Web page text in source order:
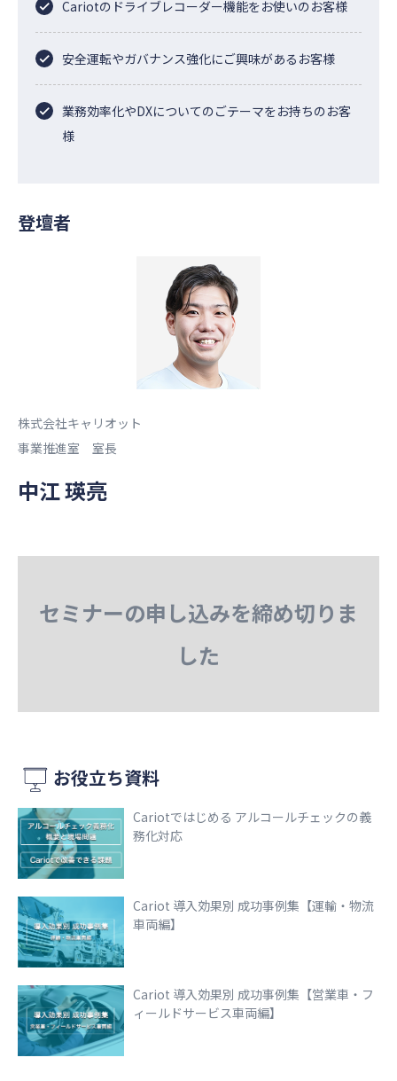
Cariotのドライブレコーダー機能をお使いのお客様
安全運転やガバナンス強化にご興味があるお客様
業務効率化やDXについてのごテーマをお持ちのお客
様
登壇者
株式会社キャリオット
事業推進室 室長
中江 瑛亮
セミナーの申し込みを締め切りま
した
お役立ち資料
Cariotではじめる アルコールチェックの義
務化対応
Cariot 導入効果別 成功事例集【運輸・物流
車両編】
Cariot 導入効果別 成功事例集【営業車・フ
ィールドサービス車両編】